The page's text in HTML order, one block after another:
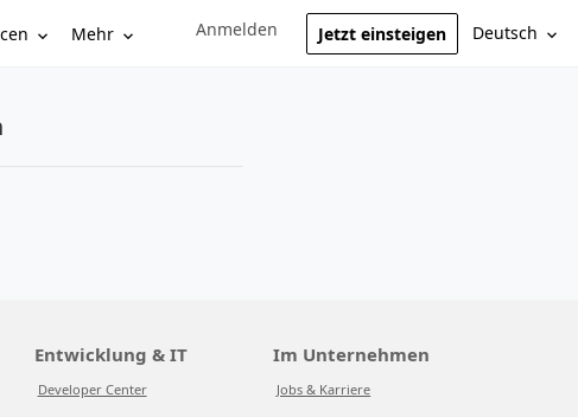
Mehr Sign in to your account
Anmelden Jetzt einsteigen Deutsch
Entwicklung & IT
Developer Center
Im Unternehmen
Jobs & Karriere